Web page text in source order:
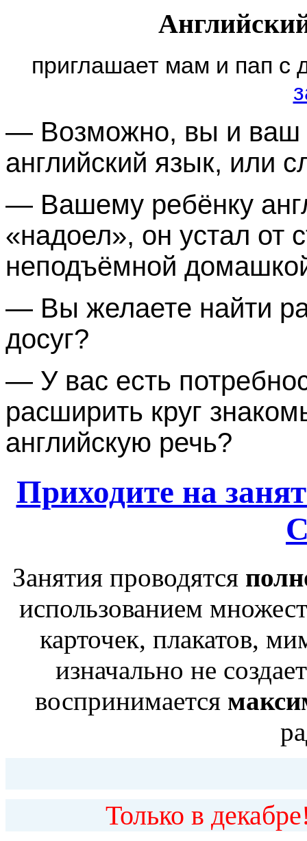
приглашает мам и пап с
— Возможно, вы и ваш
английский язык, или
— Вашему ребёнку
«надоел», он устал от
неподъёмной
— Вы желаете найти
досуг?
— У вас есть
расширить круг
английскую речь?
Приходите на
Занятия проводятся
использованием
карточек, плакатов,
изначально не
воспринимается
Только в